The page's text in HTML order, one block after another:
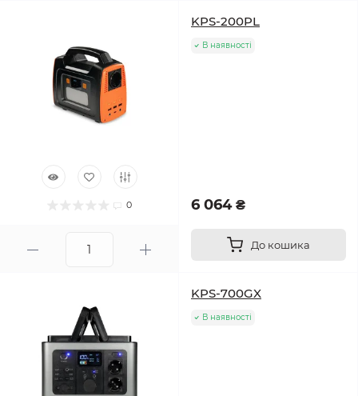
0
KPS-200PL
В наявності
6 064 ₴
До кошика
KPS-700GX
В наявності